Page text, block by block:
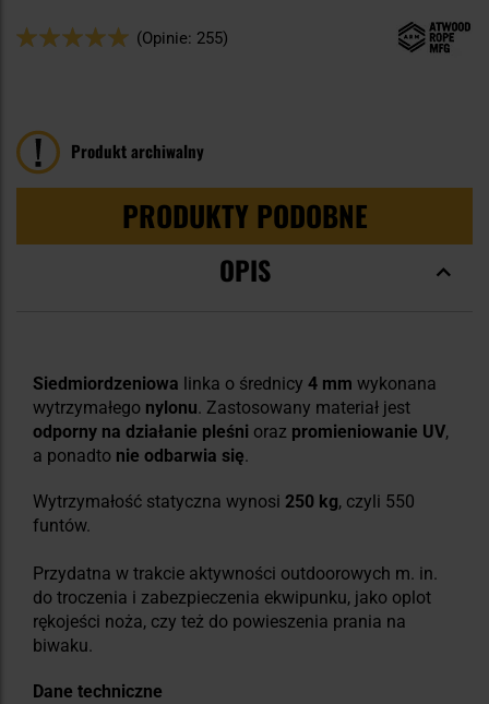
Ocena:
(Opinie: 255)
Produkt archiwalny
PRODUKTY PODOBNE
OPIS
Siedmiordzeniowa linka o średnicy 4 mm wykonana
wytrzymałego nylonu. Zastosowany materiał jest
odporny na działanie pleśni oraz promieniowanie UV,
a ponadto nie odbarwia się.
Wytrzymałość statyczna wynosi 250 kg, czyli 550
funtów.
Przydatna w trakcie aktywności outdoorowych m. in.
do troczenia i zabezpieczenia ekwipunku, jako oplot
rękojeści noża, czy też do powieszenia prania na
biwaku.
Dane techniczne